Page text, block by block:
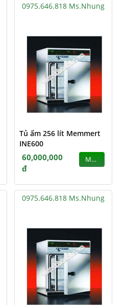
0975.646.818 Ms.Nhung
Tủ ấm 256 lít Memmert
INE600
60,000,000
đ
MUA
0975.646.818 Ms.Nhung